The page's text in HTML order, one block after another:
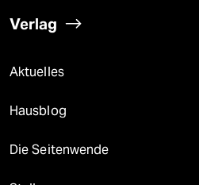
Verlag
Aktuelles
Hausblog
Die Seitenwende